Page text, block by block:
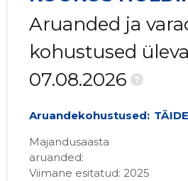
Aruanded ja
kohustused
07.08.2026
?
Aruandekohustused:
Majandusaasta
aruanded:
Viimane esitatud: 2025